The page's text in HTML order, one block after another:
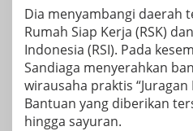
Dia menyambangi daerah
Rumah Siap Kerja (RSK)
Indonesia (RSI). Pada
Sandiaga menyerahkan
wirausaha praktis “Juragan
Bantuan yang diberikan
hingga sayuran.